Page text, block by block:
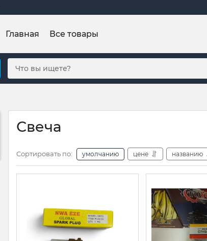
Главная Все товары
Свеча
Сортировать по: умолчанию цене названию